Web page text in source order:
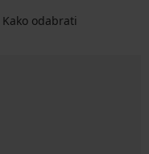
Kako odabrati